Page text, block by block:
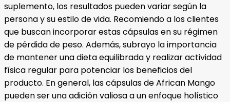
suplemento, los resultados pueden variar según la
persona y su estilo de vida. Recomiendo a los clientes
que buscan incorporar estas cápsulas en su régimen
de pérdida de peso. Además, subrayo la importancia
de mantener una dieta equilibrada y realizar actividad
física regular para potenciar los beneficios del
producto. En general, las cápsulas de African Mango
pueden ser una adición valiosa a un enfoque holístico